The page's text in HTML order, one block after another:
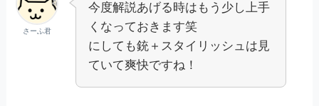
さーふ君
今度解説あげる時はもう少し上手
くなっておきます笑
にしても銃＋スタイリッシュは見
ていて爽快ですね！